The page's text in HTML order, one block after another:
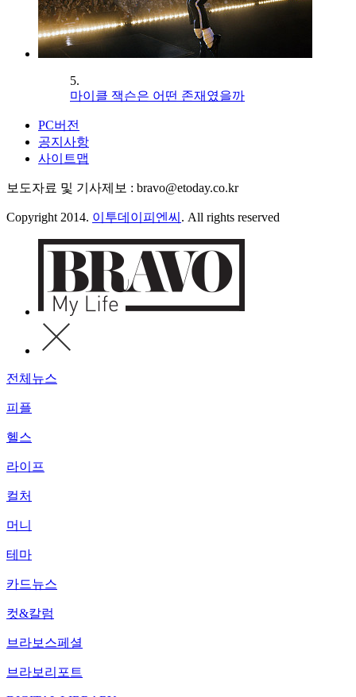
5.
마이클 잭슨은 어떤 존재였을까
PC버전
공지사항
사이트맵
보도자료 및 기사제보 : bravo@etoday.co.kr
Copyright 2014. 이투데이피엔씨 . All rights reserved
전체뉴스
피플
헬스
라이프
컬처
머니
테마
카드뉴스
컷&칼럼
브라보스페셜
브라보리포트